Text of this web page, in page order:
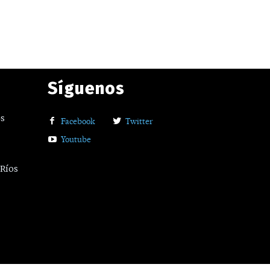
Síguenos
Facebook
Twitter
Youtube